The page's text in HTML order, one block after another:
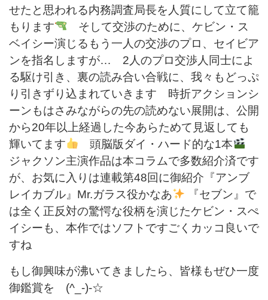
せたと思われる内務調査局長を人質にして立て籠
もります
そして交渉のために、ケビン・ス
ベイシー演じるもう一人の交渉のプロ、セイビア
ンを指名しますが… 2人のプロ交渉人同士によ
る駆け引き、裏の読み合い合戦に、我々もどっぷ
り引きずり込まれていきます 時折アクションシ
ーンもはさみながらの先の読めない展開は、公開
から20年以上経過した今あらためて見返しても
輝いてます
頭脳版ダイ・ハード的な1本
ジャクソン主演作品は本コラムで多数紹介済です
が、お気に入りは連載第48回に御紹介『アンブ
レイカブル』Mr.ガラス役かなあ
『セブン』で
は全く正反対の驚愕な役柄を演じたケビン・スぺ
イシーも、本作ではソフトですごくカッコ良いで
すね
もし御興味が沸いてきましたら、皆様もぜひ一度
御鑑賞を (^_-)-☆